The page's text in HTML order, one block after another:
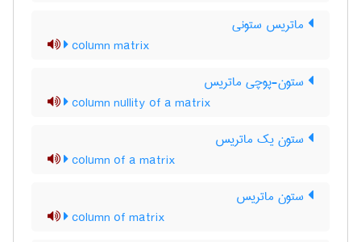
ماتریس ستونی
column matrix
ستون-پوچی ماتریس
column nullity of a matrix
ستون یک ماتریس
column of a matrix
ستون ماتریس
column of matrix